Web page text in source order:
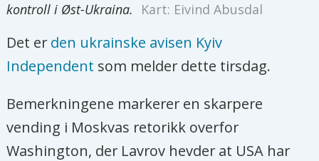
kontroll i Øst-Ukraina.
Kart: Eivind Abusdal
Det er den ukrainske avisen Kyiv
Independent som melder dette tirsdag.
Bemerkningene markerer en skarpere
vending i Moskvas retorikk overfor
Washington, der Lavrov hevder at USA har